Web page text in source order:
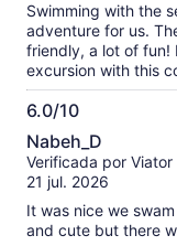
Swimming with the
adventure for us.
friendly, a lot of fun!
excursion with this
6.0/10
6.0
de
10
Nabeh_D
Verificada por Viator
21 jul. 2026
It was nice we
and cute but there